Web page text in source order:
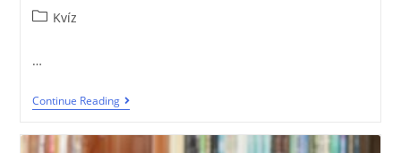
Kvíz
…
Continue Reading